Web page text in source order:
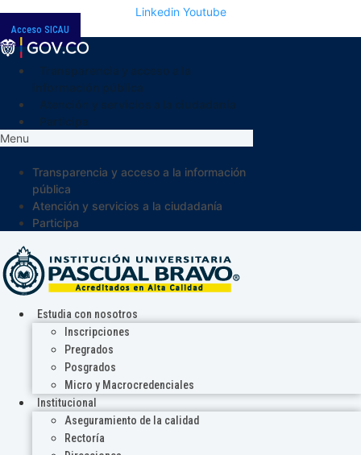
Linkedin Youtube
Acceso SICAU
Menu
Transparencia y acceso a la información
pública
Atención y servicios a la ciudadanía
Participa
Estudia con nosotros
Inscripciones
Pregrados
Posgrados
Micro y Macrocredenciales
Institucional
Aseguramiento de la calidad
Rectoría